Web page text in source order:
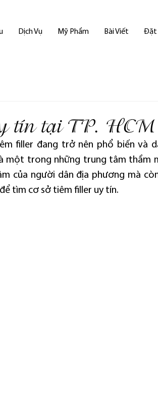
Dịch Vụ Mỹ Phẩm Bài Viết Đặt
tín tại TP. HCM
filler đang trở nên phổ biến và
một trong những trung tâm thẩm
của người dân địa phương mà
tìm cơ sở tiêm filler uy tín.